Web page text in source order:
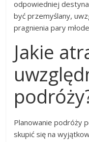
odpowiedniej
być przemyślany,
pragnienia pary
Jakie
Planowanie podróży
skupić się na